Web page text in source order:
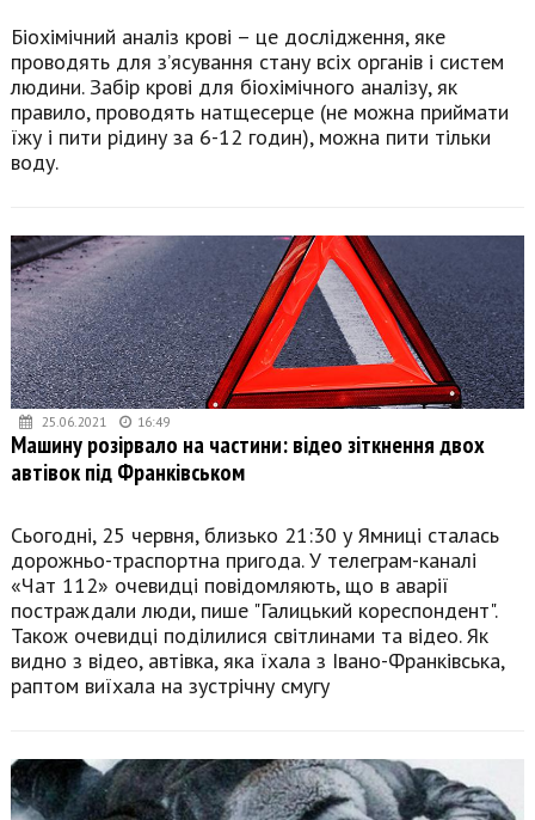
Біохімічний аналіз крові – це дослідження, яке
проводять для з’ясування стану всіх органів і систем
людини. Забір крові для біохімічного аналізу, як
правило, проводять натщесерце (не можна приймати
їжу і пити рідину за 6-12 годин), можна пити тільки
воду.
25.06.2021 16:49
Машину розірвало на частини: відео зіткнення двох
автівок під Франківськом
Сьогодні, 25 червня, близько 21:30 у Ямниці сталась
дорожньо-траспортна пригода. У телеграм-каналі
«Чат 112» очевидці повідомляють, що в аварії
постраждали люди, пише "Галицький кореспондент".
Також очевидці поділилися світлинами та відео. Як
видно з відео, автівка, яка їхала з Івано-Франківська,
раптом виїхала на зустрічну смугу